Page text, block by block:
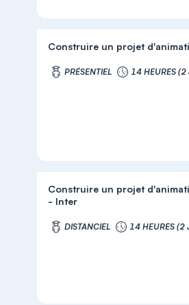
Construire un projet
PRÉSENTIEL 14 HEURES (2
Construire un projet
- Inter
DISTANCIEL 14 HEURES (2